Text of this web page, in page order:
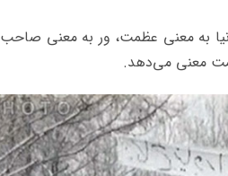
به معنی عظمت، ور به معنی صاحب
معنی می‌دهد.